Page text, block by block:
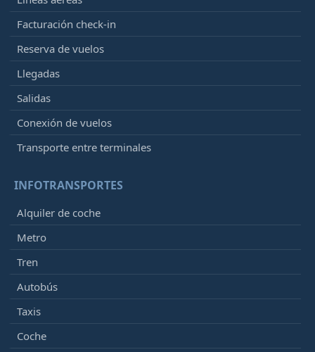
Facturación check-in
Reserva de vuelos
Llegadas
Salidas
Conexión de vuelos
Transporte entre terminales
INFOTRANSPORTES
Alquiler de coche
Metro
Tren
Autobús
Taxis
Coche